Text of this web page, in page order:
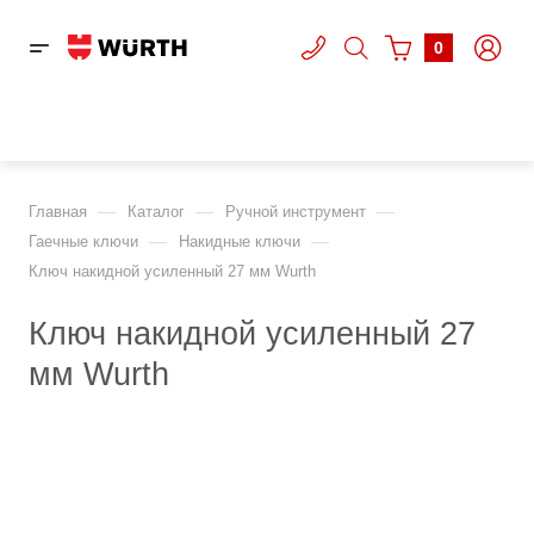
0
Главная — Каталог — Ручной инструмент —
Гаечные ключи — Накидные ключи —
Ключ накидной усиленный 27 мм Wurth
Ключ накидной усиленный 27
мм Wurth